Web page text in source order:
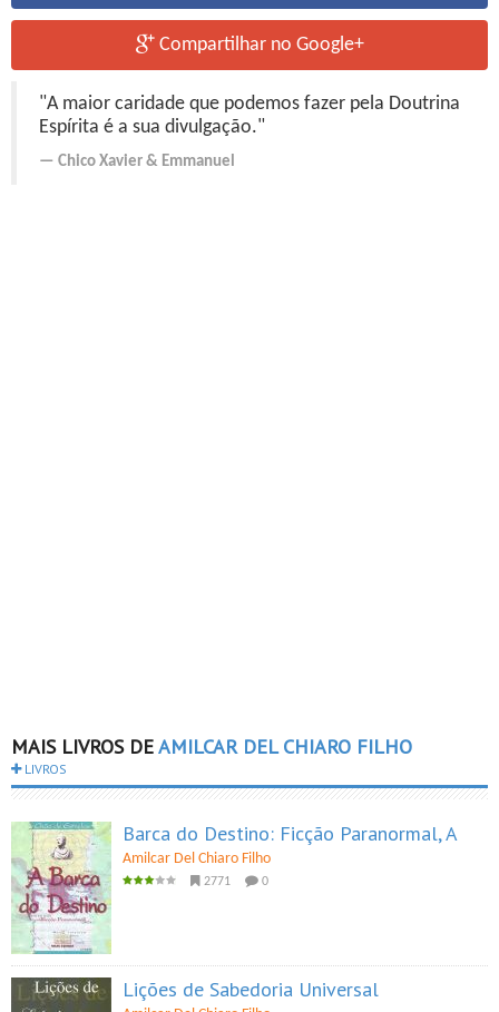
Compartilhar no Google+
"A maior caridade que podemos fazer pela Doutrina
Espírita é a sua divulgação."
Chico Xavier & Emmanuel
MAIS LIVROS DEAMILCAR DEL CHIARO FILHO
LIVROS
Barca do Destino: Ficção Paranormal, A
Amilcar Del Chiaro Filho
2771 0
Lições de Sabedoria Universal